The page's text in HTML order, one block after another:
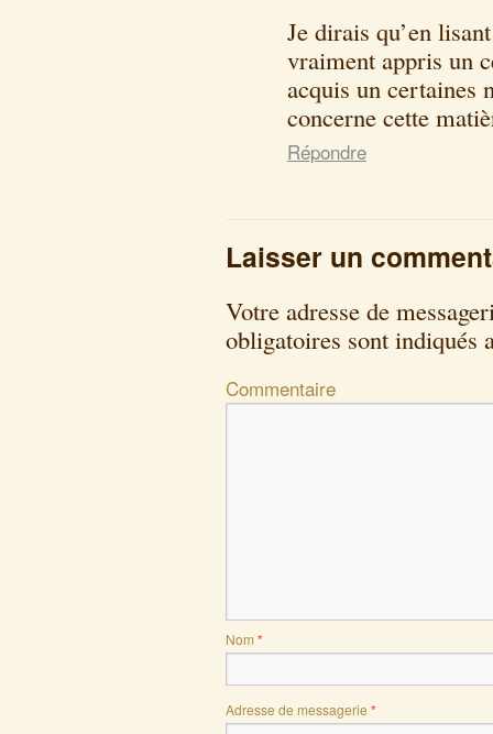
Je dirais qu’en
vraiment appris un
acquis un certaines
concerne cette
Répondre
Laisser un
Votre adresse de
obligatoires sont indiqués
Commentaire
Nom *
Adresse de messagerie *